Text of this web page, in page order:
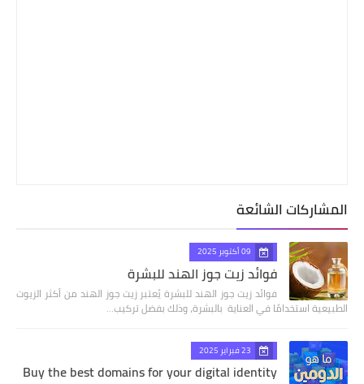
المشاركات الشائعة
09 أكتوبر 2025
فوائد زيت جوز الهند للبشرة
فوائد زيت جوز الهند للبشرة يُعتبر زيت جوز الهند من أكثر الزيوت
الطبيعية استخدامًا في العناية بالبشرة، وذلك بفضل تركيب…
23 فبراير 2025
Buy the best domains for your digital identity